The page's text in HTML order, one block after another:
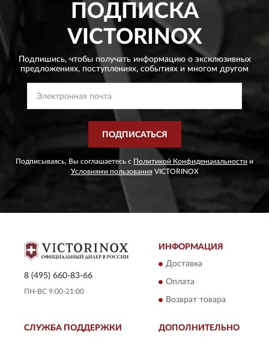
ПОДПИСКА
VICTORINOX
Подпишись, чтобы получать информацию о эксклюзивных
предложениях, поступлениях, событиях и многом другом
ПОДПИСАТЬСЯ
Подписываясь, Вы соглашаетесь с Политикой Конфиденциальности и
Условиями пользованияVICTORINOX
8 (495) 660-83-66
ПН-ВС 9:00-21:00
ИНФОРМАЦИЯ
Доставка
Оплата
Возврат товара
СЛУЖБА ПОДДЕРЖКИ ДОПОЛНИТЕЛЬНО